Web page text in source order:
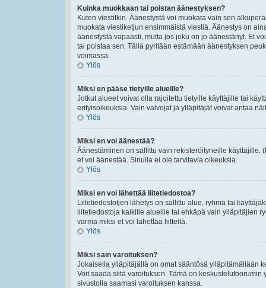
Kuinka muokkaan tai poistan äänestyksen?
Kuten viestitkin. Äänestystä voi muokata vain sen
muokata viestiketjun ensimmäistä viestiä. Äänestys on
äänestystä vapaasti, mutta jos joku on jo äänestänyt. Et
tai poistaa sen. Tällä pyritään estämään äänestyksen
voimassa.
Ylös
Miksi en pääse tietyille alueille?
Jotkut alueet voivat olla rajoitettu tietyille käyttäjille tai
erityisoikeuksia. Vain valvojat ja ylläpitäjät voivat antaa
Ylös
Miksi en voi äänestää?
Äänestäminen on sallittu vain rekisteröityneille käyttäjille.
et voi äänestää. Sinulla ei ole tarvitavia oikeuksia.
Ylös
Miksi en voi lähettää liitetiedostoa?
Liitetiedostotjen lähetys on sallittu alue, ryhmä tai
liitetiedostoja kaikille alueille tai ehkäpä vain ylläpitäjien
varma miksi et voi lähettää liitteitä.
Ylös
Miksi sain varoituksen?
Jokaisella ylläpitäjällä on omat sääntösä ylläpitämällään
Voit saada siitä varoituksen. Tämä on
sivustolla saamasi varoituksen kanssa.